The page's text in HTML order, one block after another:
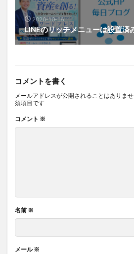
2020-10-16
LINEのリッチメニューは設置済
コメントを書く
メールアドレスが公開されることはありませ
須項目です
コメント ※
名前 ※
メール※